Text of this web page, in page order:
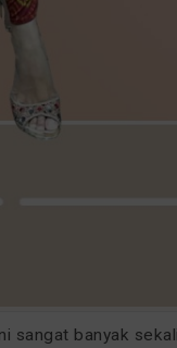
sangat banyak